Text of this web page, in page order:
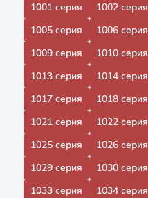
1001 серия
1002 серия
1005 серия
1006 серия
1009 серия
1010 серия
1013 серия
1014 серия
1017 серия
1018 серия
1021 серия
1022 серия
1025 серия
1026 серия
1029 серия
1030 серия
1033 серия
1034 серия